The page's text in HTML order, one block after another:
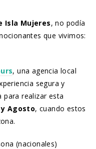
Isla Mujeres, no podía
que vivimos:
, una agencia local
segura y
realizar esta
y Agosto, cuando estos
(nacionales)